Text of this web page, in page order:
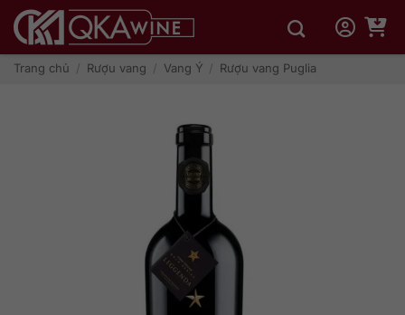
qua
dungTrang chủ / Rượu vang / Vang Ý / Rượu vang Puglia